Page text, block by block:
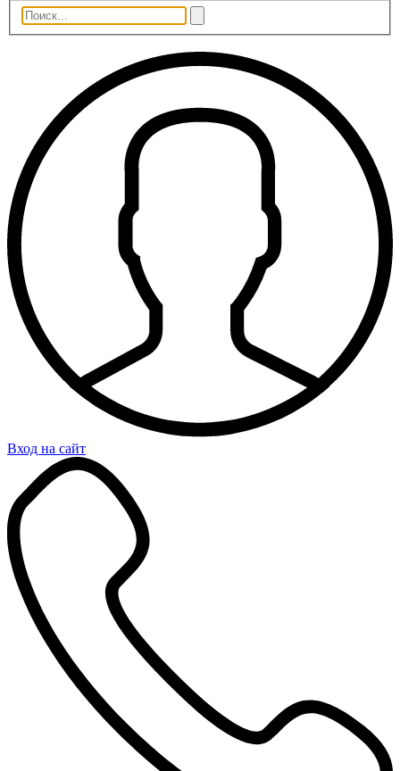
Вход на сайт